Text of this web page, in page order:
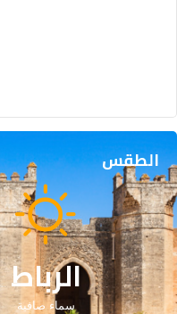
الطقس
الرباط
سماء صافية